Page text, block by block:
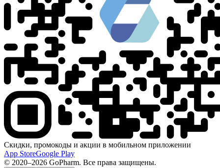
Скидки, промокоды и акции в мобильном приложении
App StoreGoogle Play
© 2020–2026 GoPharm. Все права защищены.